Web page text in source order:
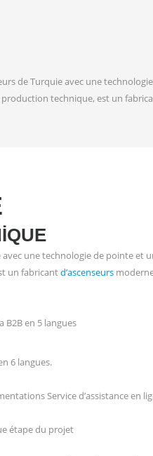
de Turquie avec une
technique, est un
avec une technologie de pointe
un fabricantd’ascenseurs
B2B en 5 langues
6 langues.
Service d’assistance en
étape du projet